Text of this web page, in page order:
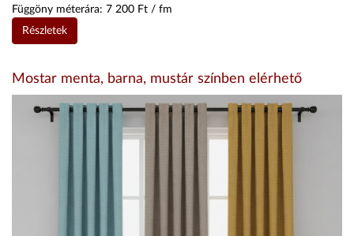
Függöny méterára: 7 200 Ft / fm
Részletek
Mostar menta, barna, mustár színben elérhető